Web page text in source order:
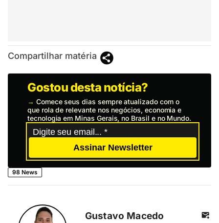
Compartilhar matéria
Gostou desta notícia?
→ Comece seus dias sempre atualizado com o
que rola de relevante nos negócios, economia e
tecnologia em Minas Gerais, no Brasil e no Mundo.
Assinar Newsletter
98 News
Gustavo Macedo